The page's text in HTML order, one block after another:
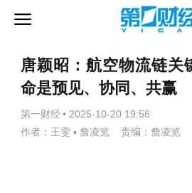
唐颖昭：航空物流链关
命是预见、协同、共赢
第一财经 • 2025-10-20 19:56
作者：王雯 ▪ 詹凌览 责编：詹凌览